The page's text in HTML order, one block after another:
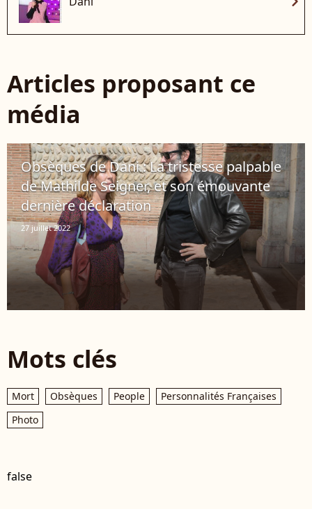
Articles proposant ce
média
Obsèques de Dani : La tristesse palpable
de Mathilde Seigner, et son émouvante
dernière déclaration
27 juillet 2022
Mots clés
Mort Obsèques People
Personnalités Françaises
Photo
false